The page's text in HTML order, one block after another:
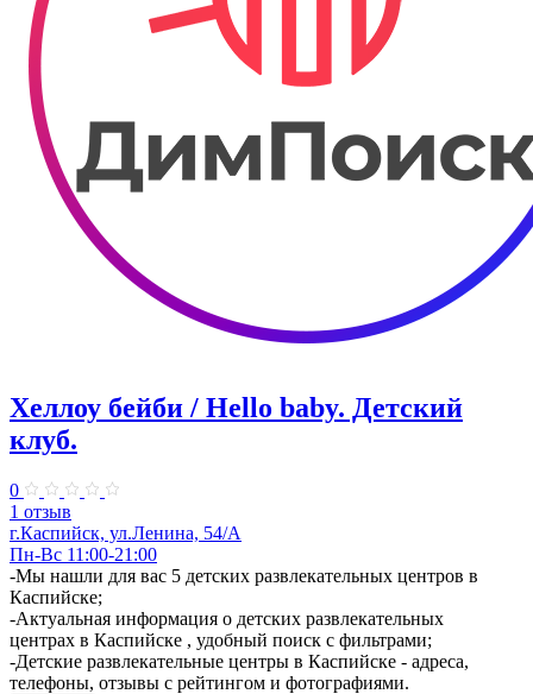
Хеллоу бейби / Hello baby. Детский
клуб.
0
1 отзыв
г.Каспийск, ул.Ленина, 54/А
Пн-Вс 11:00-21:00
-Мы нашли для вас 5 детских развлекательных центров в
Каспийске;
-Актуальная информация о детских развлекательных
центрах в Каспийске , удобный поиск с фильтрами;
-Детские развлекательные центры в Каспийске - адреса,
телефоны, отзывы с рейтингом и фотографиями.